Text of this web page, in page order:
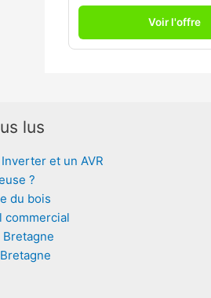
Voir l'offre
lus
et un AVR
?
du bois
commercial